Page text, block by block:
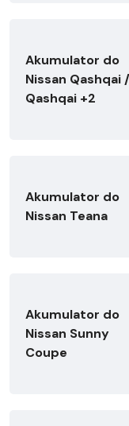
Akumulator do
Nissan Qashqai /
Qashqai +2
Akumulator do
Nissan Teana
Akumulator do
Nissan Sunny
Coupe